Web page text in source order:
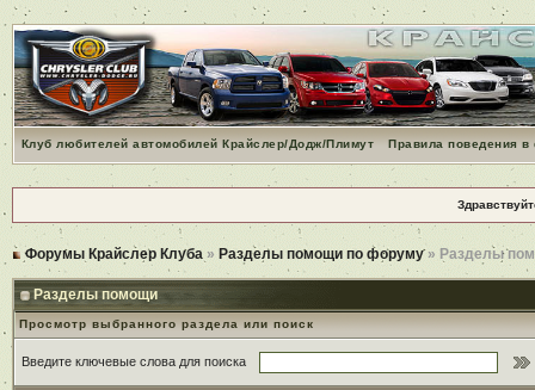
Клуб любителей автомобилей Крайслер/Додж/Плимут Правила поведения
Форумы Крайслер Клуба » Разделы помощи по форуму» Разделы
Разделы помощи
Просмотр выбранного раздела или поиск
Введите ключевые слова для поиска